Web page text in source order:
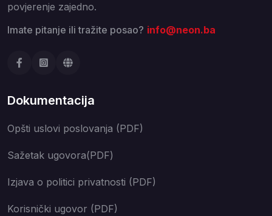
povjerenje zajedno.
Imate pitanje ili tražite posao? info@neon.ba
Dokumentacija
Opšti uslovi poslovanja (PDF)
Sažetak ugovora(PDF)
Izjava o politici privatnosti (PDF)
Korisnički ugovor (PDF)